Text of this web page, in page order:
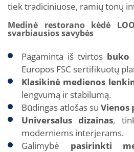
tiek tradiciniuose, ramių tonų
Medinė restorano kėdė
svarbiausios savybės
Pagaminta iš tvirtos buko
Europos FSC sertifikuotų
Klasikinė medienos
lengvumą ir stabilumą.
Būdingas atlošas su Vienos
Universalus dizainas,
moderniems interjerams.
Galimybė pasirinkti